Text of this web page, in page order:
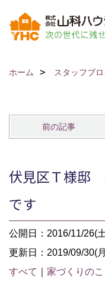
ホーム スタッフブ
前の記事
伏見区Ｔ様邸
です
公開日：2016/11/26(
更新日：2019/09/30(
すべて
家づくりのこ